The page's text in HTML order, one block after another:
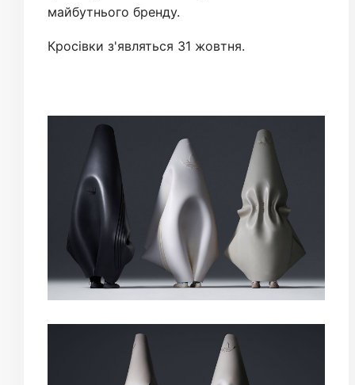
майбутнього бренду.
Кросівки з'являться 31 жовтня.